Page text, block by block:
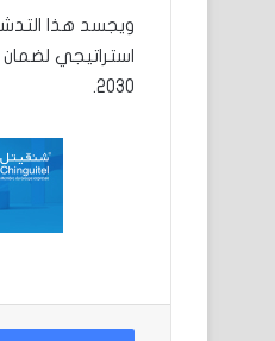
ويجسد هذا
استراتيجي
2030.